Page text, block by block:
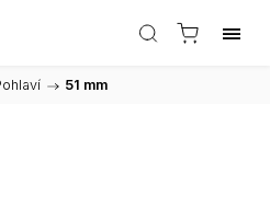
/ 51 mm